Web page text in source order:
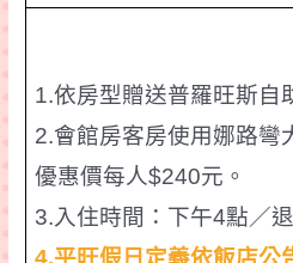
1.依房型贈送普羅旺斯自
2.會館房客房使用娜路彎
優惠價每人$240元。
3.入住時間：下午4點／
4.平旺假日 定義依飯店公